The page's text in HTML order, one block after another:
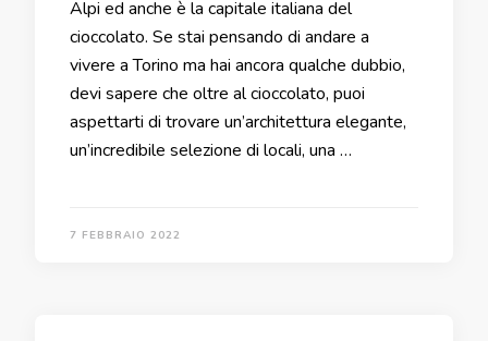
Alpi ed anche è la capitale italiana del
cioccolato. Se stai pensando di andare a
vivere a Torino ma hai ancora qualche dubbio,
devi sapere che oltre al cioccolato, puoi
aspettarti di trovare un’architettura elegante,
un’incredibile selezione di locali, una …
7 FEBBRAIO 2022